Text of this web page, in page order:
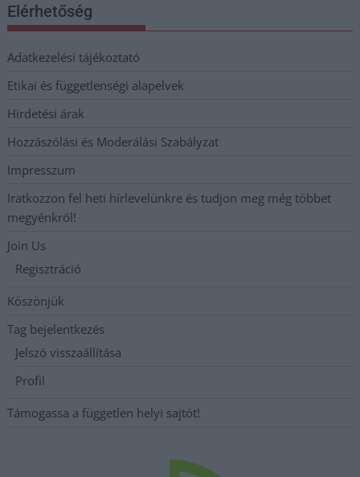
Elérhetőség
Adatkezelési tájékoztató
Etikai és függetlenségi alapelvek
Hirdetési árak
Hozzászólási és Moderálási Szabályzat
Impresszum
Iratkozzon fel heti hírlevelünkre és tudjon meg még többet
megyénkről!
Join Us
Regisztráció
Köszönjük
Tag bejelentkezés
Jelszó visszaállítása
Profil
Támogassa a független helyi sajtót!